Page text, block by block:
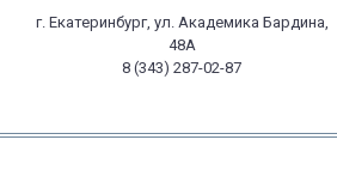
г. Екатеринбург, ул. Академика Бардина,
48А
8 (343) 287-02-87